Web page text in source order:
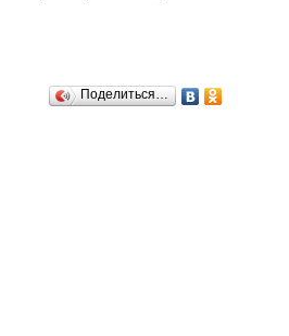
Поделиться…